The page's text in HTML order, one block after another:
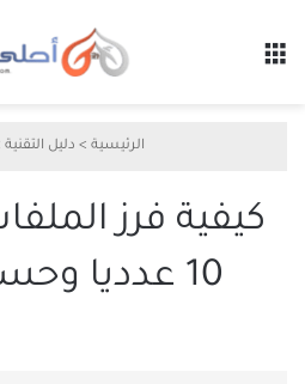
الرئيسية > دليل التقنية
كيفية فرز
10 عدديا وحسب الحجم